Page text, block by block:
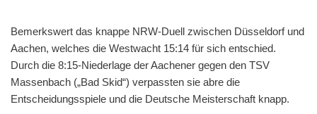
Bemerkswert das knappe NRW-Duell zwischen Düsseldorf und
Aachen, welches die Westwacht 15:14 für sich entschied.
Durch die 8:15-Niederlage der Aachener gegen den TSV
Massenbach („Bad Skid“) verpassten sie abre die
Entscheidungsspiele und die Deutsche Meisterschaft knapp.